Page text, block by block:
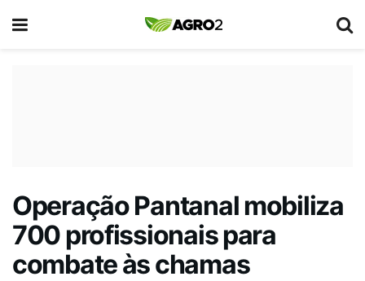
Operação Pantanal mobiliza
700 profissionais para
combate às chamas